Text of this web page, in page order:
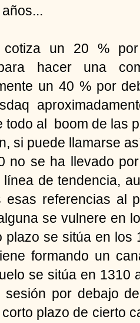
un 20 %
hacer una
un 40 % por
todo al boom de las
si puede llamarse
no se ha llevado
línea de tendencia,
esas referencias al
se vulnere en
plazo se sitúa en los
formando un
se sitúa en 1310
sesión por debajo
plazo de cierto